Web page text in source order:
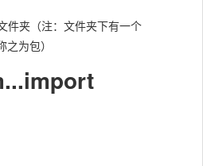
件夹（注：文件夹下有一个
为包）